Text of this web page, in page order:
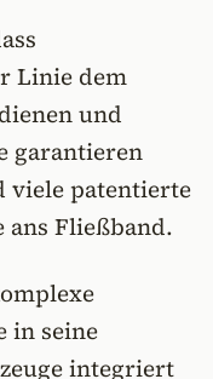
Linie dem
und
garantieren
viele patentierte
ans Fließband.
in seine
integriert